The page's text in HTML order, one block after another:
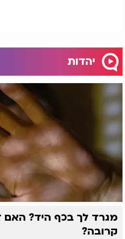
יהדות
מגרד לך בכף היד? האם
קרובה?